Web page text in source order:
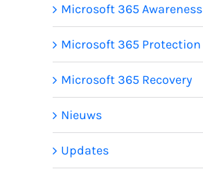
Microsoft 365 Awareness
Microsoft 365 Protection
Microsoft 365 Recovery
Nieuws
Updates